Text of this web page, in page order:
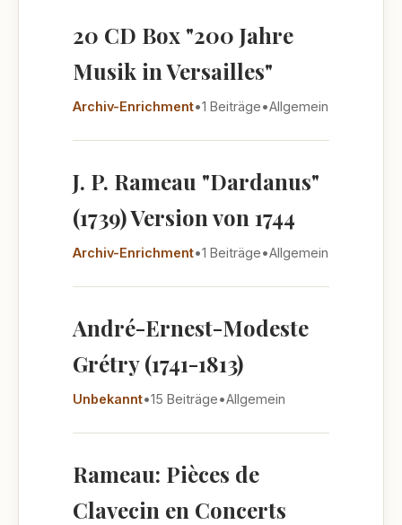
20 CD Box "200 Jahre
Musik in Versailles"
Archiv-Enrichment•1 Beiträge•Allgemein
J. P. Rameau "Dardanus"
(1739) Version von 1744
Archiv-Enrichment•1 Beiträge•Allgemein
André-Ernest-Modeste
Grétry (1741-1813)
Unbekannt•15 Beiträge•Allgemein
Rameau: Pièces de
Clavecin en Concerts